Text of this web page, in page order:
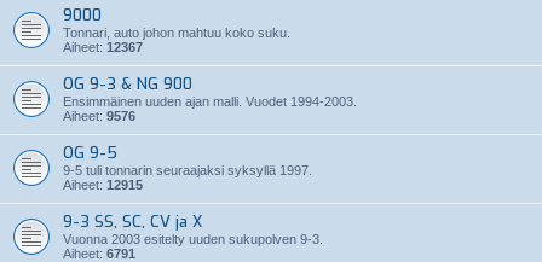
9000
Tonnari, auto johon mahtuu koko suku.
Aiheet: 12367
OG 9-3 & NG 900
Ensimmäinen uuden ajan malli. Vuodet 1994-2003.
Aiheet: 9576
OG 9-5
9-5 tuli tonnarin seuraajaksi syksyllä 1997.
Aiheet: 12915
9-3 SS, SC, CV ja X
Vuonna 2003 esitelty uuden sukupolven 9-3.
Aiheet: 6791